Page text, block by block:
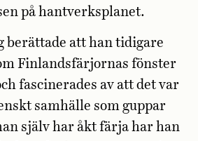
på hantverksplanet.
berättade att han tidigare
Finlandsfärjornas fönster
fascinerades av att det var
samhälle som guppar
själv har åkt färja har han